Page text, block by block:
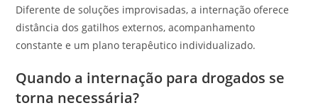
Diferente de soluções improvisadas, a internação oferece
distância dos gatilhos externos, acompanhamento
constante e um plano terapêutico individualizado.
Quando a internação para drogados se
torna necessária?